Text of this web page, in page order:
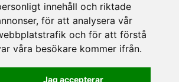
innehåll och riktade
för att analysera vår
och för att förstå
våra besökare kommer ifrån.
Jag accepterar